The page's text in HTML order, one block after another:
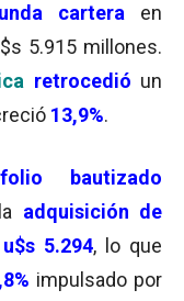
cartera en
5.915 millones.
retrocedió un
13,9%.
bautizado
adquisición de
5.294, lo que
impulsado por